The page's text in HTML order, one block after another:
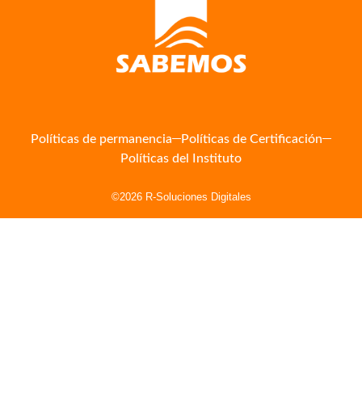
Políticas de permanencia
Políticas de Certificación
Políticas del Instituto
©2026 R-Soluciones Digitales